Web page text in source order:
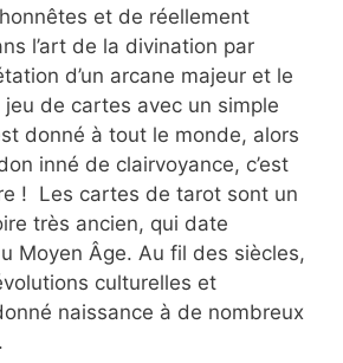
et de réellement
l’art de la divination par
d’un arcane majeur et le
jeu de cartes avec un simple
donné à tout le monde, alors
inné de clairvoyance, c’est
! Les cartes de tarot sont un
très ancien, qui date
Moyen Âge. Au fil des siècles,
culturelles et
naissance à de nombreux